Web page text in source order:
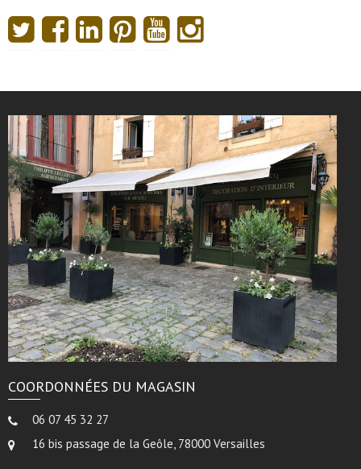
COORDONNÉES DU MAGASIN
06 07 45 32 27
16 bis passage de la Geôle, 78000 Versailles